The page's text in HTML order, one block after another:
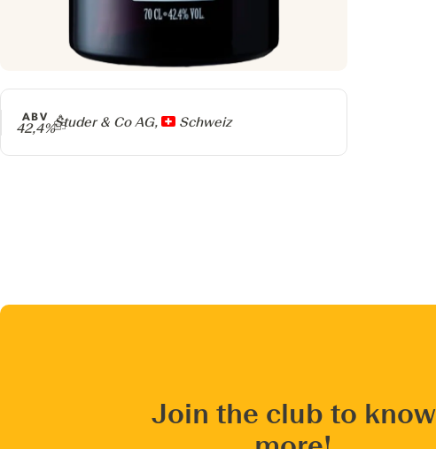
Producer
Studer & Co AG, Schweiz
ABV
42,4%
Join the club to know